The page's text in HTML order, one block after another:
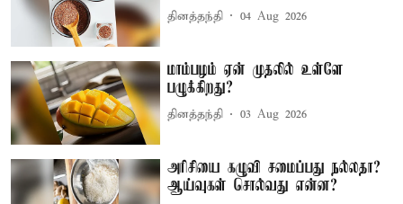
தினத்தந்தி 04 Aug 2026
மாம்பழம் ஏன் முதலில் உள்ளே
பழுக்கிறது?
தினத்தந்தி 03 Aug 2026
அரிசியை கழுவி சமைப்பது நல்லதா?
ஆய்வுகள் சொல்வது என்ன?